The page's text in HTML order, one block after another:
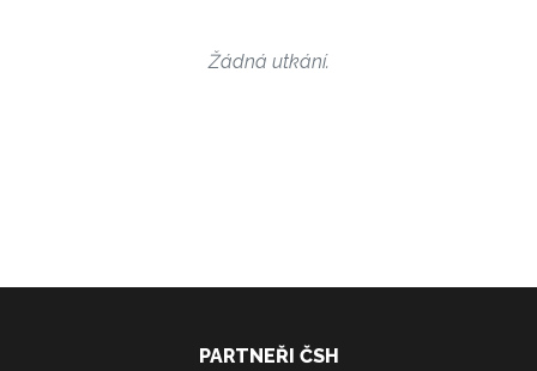
Žádná utkání.
PARTNEŘI ČSH